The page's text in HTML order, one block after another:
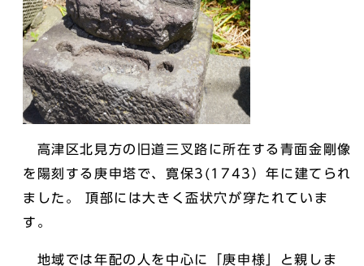
高津区北見方の旧道三叉路に所在する青面金剛像
を陽刻する庚申塔で、寛保3(1743）年に建てられ
ました。 頂部には大きく盃状穴が穿たれていま
す。
地域では年配の人を中心に「庚申様」と親しま